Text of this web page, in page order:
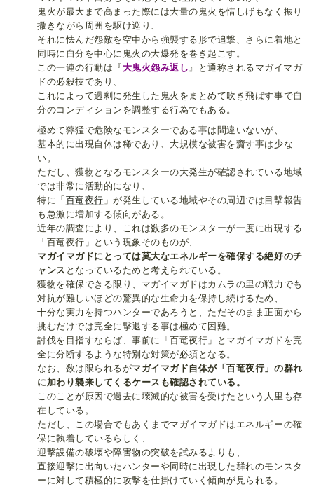
鬼火が最大まで高まった際には大量の鬼火を惜しげもなく振り
撒きながら周囲を駆け巡り、
それに怯んだ怨敵を空中から強襲する形で追撃、さらに着地と
同時に自分を中心に鬼火の大爆発を巻き起こす。
この一連の行動は『大鬼火怨み返し 』と通称されるマガイマガ
ドの必殺技であり、
これによって過剰に発生した鬼火をまとめて吹き飛ばす事で自
分のコンディションを調整する行為でもある。
極めて獰猛で危険なモンスターである事は間違いないが、
基本的に出現自体は稀であり、大規模な被害を齎す事は少な
い。
ただし、獲物となるモンスターの大発生が確認されている地域
では非常に活動的になり、
特に「 百竜夜行 」が発生している地域やその周辺では目撃報告
も急激に増加する傾向がある。
近年の調査により、これは数多のモンスターが一度に出現する
「百竜夜行」という現象そのものが、
マガイマガドにとっては莫大なエネルギーを確保する絶好のチ
ャンス となっているためと考えられている。
獲物を確保できる限り、マガイマガドはカムラの里の戦力でも
対抗が難しいほどの驚異的な生命力を保持し続けるため、
十分な実力を持つハンターであろうと、ただそのまま正面から
挑むだけでは完全に撃退する事は極めて困難。
討伐を目指すならば、事前に「百竜夜行」とマガイマガドを完
全に分断するような特別な対策が必須となる。
なお、数は限られるがマガイマガド自体が「百竜夜行」の群れ
に加わり襲来してくるケースも確認されている。
このことが原因で過去に壊滅的な被害を受けたという人里も存
在している。
ただし、この場合でもあくまでマガイマガドはエネルギーの確
保に執着しているらしく、
迎撃設備の破壊や障害物の突破を試みるよりも、
直接迎撃に出向いたハンターや同時に出現した群れのモンスタ
ーに対して積極的に攻撃を仕掛けていく傾向が見られる。